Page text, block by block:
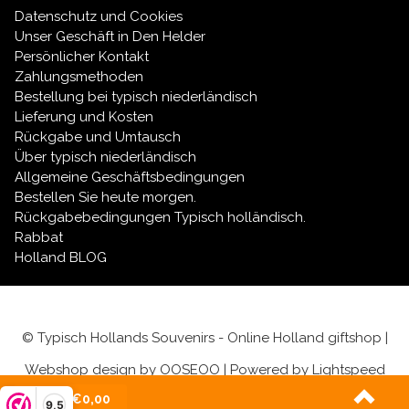
9,5
Datenschutz und Cookies
Unser Geschäft in Den Helder
Persönlicher Kontakt
Zahlungsmethoden
Bestellung bei typisch niederländisch
Lieferung und Kosten
Rückgabe und Umtausch
Über typisch niederländisch
Allgemeine Geschäftsbedingungen
Bestellen Sie heute morgen.
Rückgabebedingungen Typisch holländisch.
Rabbat
Holland BLOG
© Typisch Hollands Souvenirs - Online Holland giftshop |
Webshop design by OOSEOO | Powered by Lightspeed
(0)| €0,00